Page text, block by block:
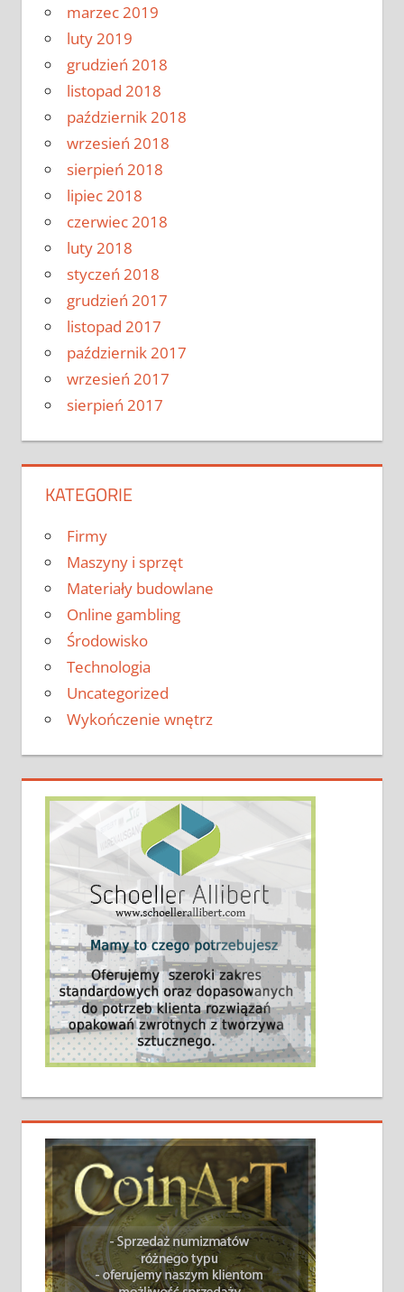
marzec 2019
luty 2019
grudzień 2018
listopad 2018
październik 2018
wrzesień 2018
sierpień 2018
lipiec 2018
czerwiec 2018
luty 2018
styczeń 2018
grudzień 2017
listopad 2017
październik 2017
wrzesień 2017
sierpień 2017
KATEGORIE
Firmy
Maszyny i sprzęt
Materiały budowlane
Online gambling
Środowisko
Technologia
Uncategorized
Wykończenie wnętrz